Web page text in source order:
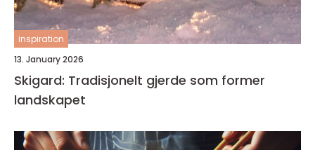
inspiration
13. January 2026
Skigard: Tradisjonelt gjerde som former
landskapet